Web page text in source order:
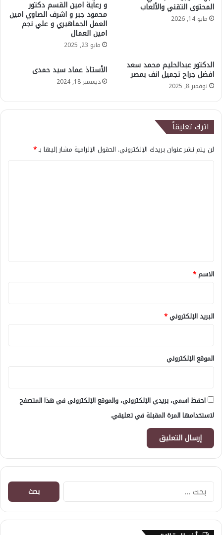
المحتوى التقني والألعاب
مايو 14, 2026
و رعاية امين القسم دكتور
محمود جبر و اشرف الصاوي امين
العمل الجماهيري و علي نجم
امين العمال
مايو 23, 2025
الدكتور عبدالحليم محمد سعد
افضل جراح تجميل انف بمصر
نوفمبر 8, 2025
الأستاذ عماد سيد حمدى
ديسمبر 18, 2024
اترك تعليقاً
لن يتم نشر عنوان بريدك الإلكتروني. الحقول الإلزامية مشار إليها بـ*
*
الاسم*
البريد الإلكتروني*
الموقع الإلكتروني
احفظ اسمي، بريدي الإلكتروني، والموقع الإلكتروني في هذا المتصفح
لاستخدامها المرة المقبلة في تعليقي.
البحث
عن: